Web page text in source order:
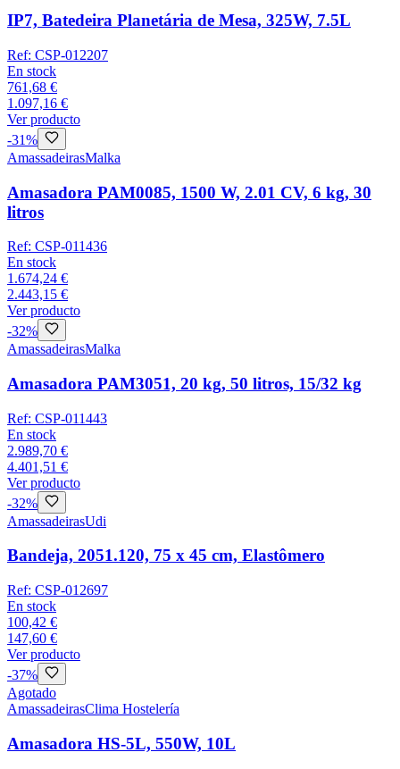
IP7, Batedeira Planetária de Mesa, 325W, 7.5L
Ref: CSP-012207
En stock
761,68 €
1.097,16 €
Ver producto
-31%
AmassadeirasMalka
Amasadora PAM0085, 1500 W, 2.01 CV, 6 kg, 30
litros
Ref: CSP-011436
En stock
1.674,24 €
2.443,15 €
Ver producto
-32%
AmassadeirasMalka
Amasadora PAM3051, 20 kg, 50 litros, 15/32 kg
Ref: CSP-011443
En stock
2.989,70 €
4.401,51 €
Ver producto
-32%
AmassadeirasUdi
Bandeja, 2051.120, 75 x 45 cm, Elastômero
Ref: CSP-012697
En stock
100,42 €
147,60 €
Ver producto
-37%
Agotado
AmassadeirasClima Hostelería
Amasadora HS-5L, 550W, 10L